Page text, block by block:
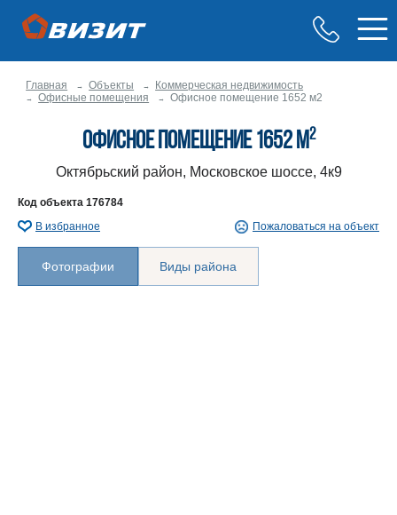
Главная Объекты
Коммерческая недвижимость
Офисные помещения
Офисное помещение 1652 м2
Офисное помещение 1652 м2
Октябрьский район, Московское шоссе, 4к9
Код объекта 176784
В избранное
Пожаловаться на объект
Фотографии Виды района